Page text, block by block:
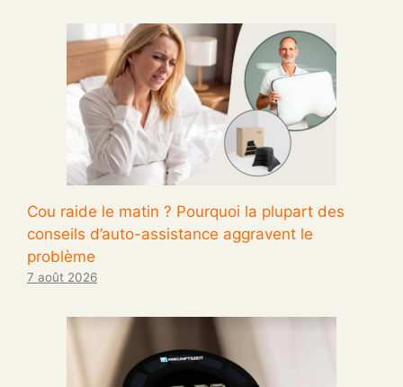
Cou raide le matin ? Pourquoi la plupart des
conseils d’auto-assistance aggravent le
problème
7 août 2026